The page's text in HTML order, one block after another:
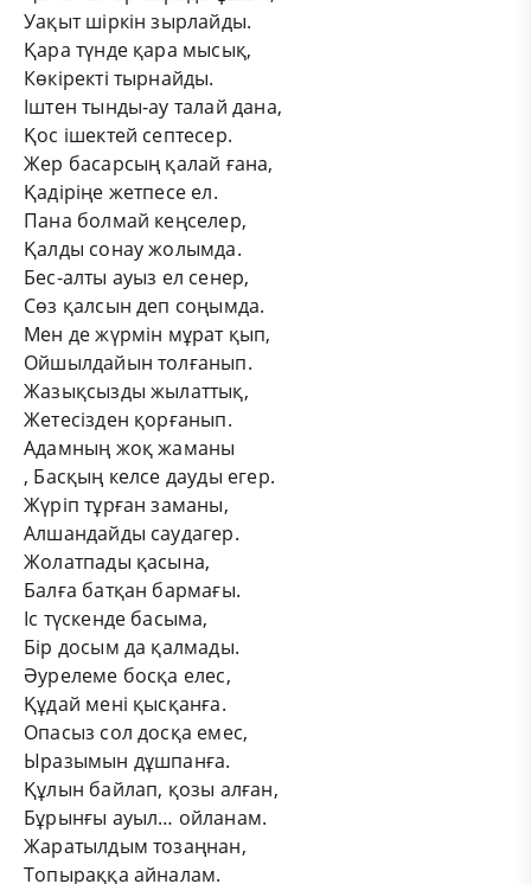
Уақыт шіркін зырлайды.
Қара түнде қара мысық,
Көкіректі тырнайды.
Іштен тынды-ау талай дана,
Қос ішектей септесер.
Жер басарсың қалай ғана,
Қадіріңе жетпесе ел.
Пана болмай кеңселер,
Қалды сонау жолымда.
Бес-алты ауыз ел сенер,
Сөз қалсын деп соңымда.
Мен де жүрмін мұрат қып,
Ойшылдайын толғанып.
Жазықсызды жылаттық,
Жетесізден қорғанып.
Адамның жоқ жаманы
, Басқың келсе дауды егер.
Жүріп тұрған заманы,
Алшандайды саудагер.
Жолатпады қасына,
Балға батқан бармағы.
Іс түскенде басыма,
Бір досым да қалмады.
Әурелеме босқа елес,
Құдай мені қысқанға.
Опасыз сол досқа емес,
Ыразымын дұшпанға.
Құлын байлап, қозы алған,
Бұрынғы ауыл… ойланам.
Жаратылдым тозаңнан,
Топыраққа айналам.